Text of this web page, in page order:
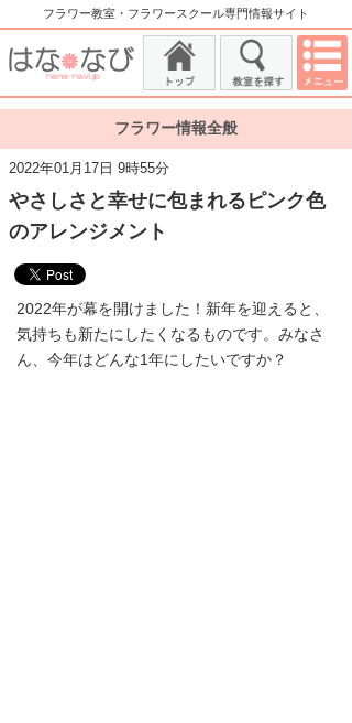
フラワー教室・フラワースクール専門情報サイト
フラワー情報全般
2022年01月17日 9時55分
やさしさと幸せに包まれるピンク色
のアレンジメント
2022年が幕を開けました！新年を迎えると、
気持ちも新たにしたくなるものです。みなさ
ん、今年はどんな1年にしたいですか？